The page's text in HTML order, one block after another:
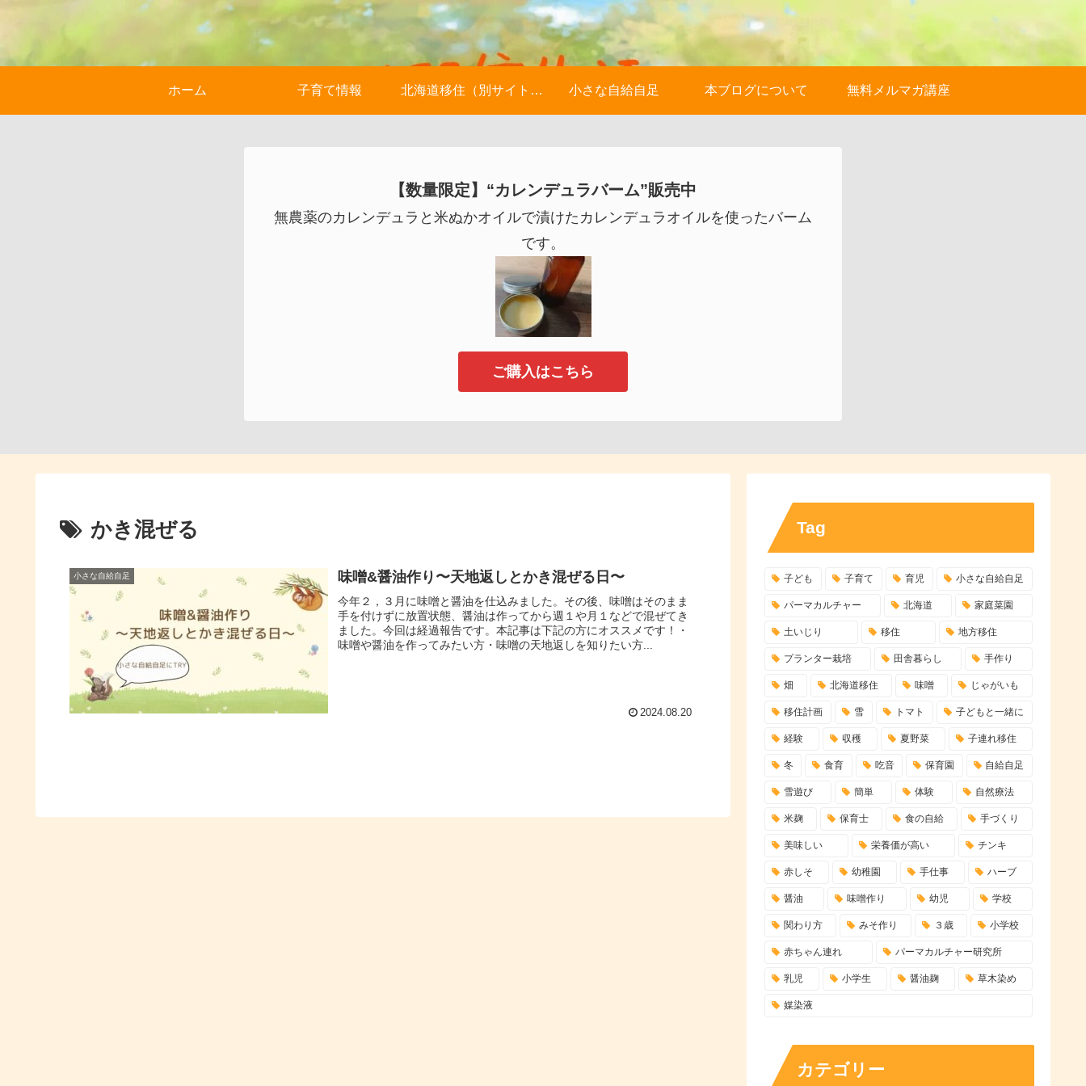
ホーム 子育て情報 北海道移住（別サイトへ） 小さな自給自足 本ブログについて 無料メルマガ講座
【数量限定】“カレンデュラバーム”販売中
無農薬のカレンデュラと米ぬかオイルで漬けたカレンデュラオイルを使ったバーム
です。
ご購入はこちら
かき混ぜる
小さな自給自足 味噌&醤油作り〜天地返しとかき混ぜる日〜
今年２，３月に味噌と醤油を仕込みました。その後、味噌はそのまま
手を付けずに放置状態、醤油は作ってから週１や月１などで混ぜてき
ました。今回は経過報告です。本記事は下記の方にオススメです！・
味噌や醤油を作ってみたい方・味噌の天地返しを知りたい方...
2024.08.20
Tag
子ども 子育て 育児 小さな自給自足
パーマカルチャー 北海道 家庭菜園
土いじり 移住 地方移住
プランター栽培 田舎暮らし 手作り
畑 北海道移住 味噌 じゃがいも
移住計画 雪 トマト 子どもと一緒に
経験 収穫 夏野菜 子連れ移住
冬 食育 吃音 保育園 自給自足
雪遊び 簡単 体験 自然療法
米麹 保育士 食の自給 手づくり
美味しい 栄養価が高い チンキ
赤しそ 幼稚園 手仕事 ハーブ
醤油 味噌作り 幼児 学校
関わり方 みそ作り ３歳 小学校
赤ちゃん連れ パーマカルチャー研究所
乳児 小学生 醤油麹 草木染め
媒染液
カテゴリー